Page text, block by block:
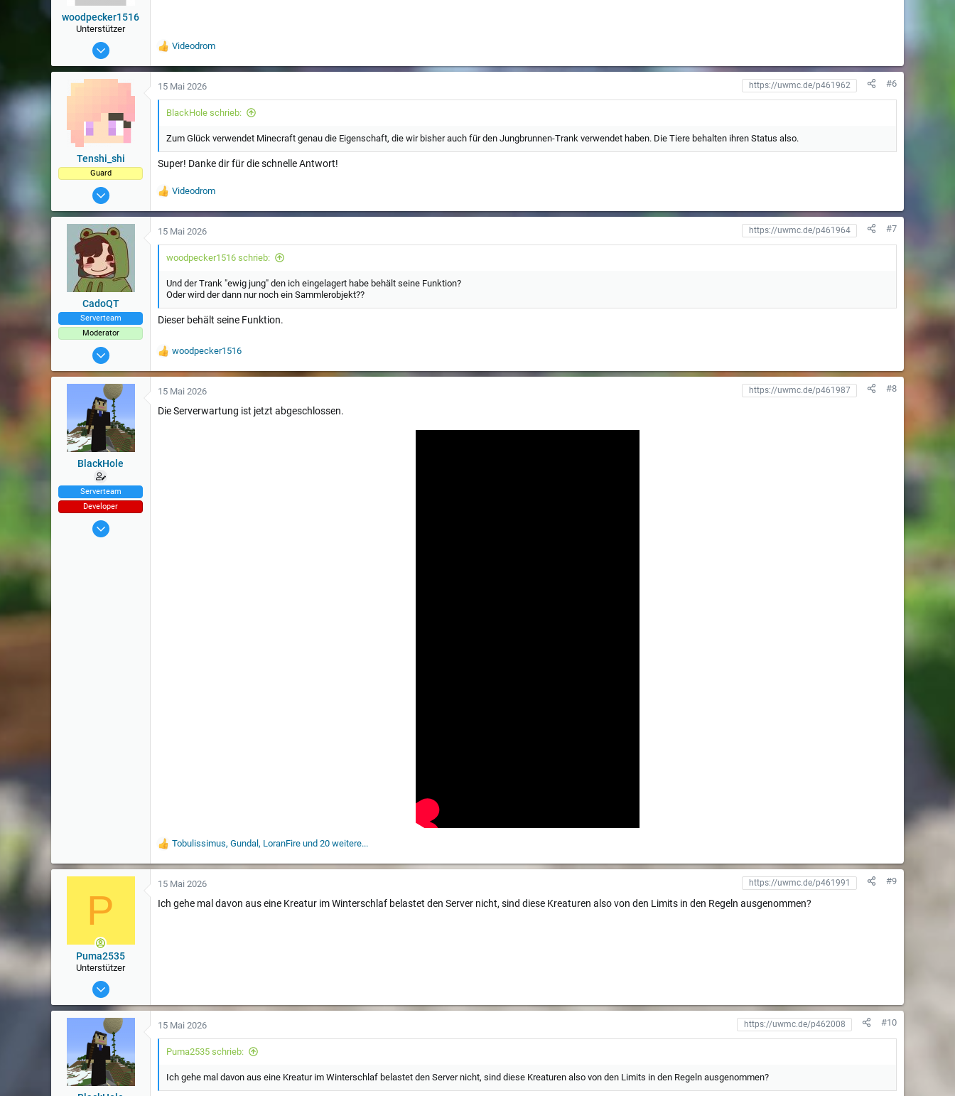
woodpecker1516
Unterstützer
16 Nov 2014
W
r
t
:
Videodrom
Tenshi_shi
Guard
12 März 2023
15 Mai 2026 #6
BlackHole schrieb:
Zum Glück verwendet Minecraft genau die Eigenschaft, die wir bisher auch für den Jungbrunnen-Trank verwendet haben. Die Tiere behalten ihren Status also.
Super! Danke dir für die schnelle Antwort!
W
r
t
Videodrom
CadoQT
Serverteam
Moderator
26 Jul 2021
15 Mai 2026 #7
woodpecker1516 schrieb:
Und der Trank "ewig jung" den ich eingelagert habe behält seine Funktion?
Oder wird der dann nur noch ein Sammlerobjekt??
Dieser behält seine Funktion.
W
r
t
n
woodpecker1516
BlackHole
Serverteam
Developer
9 Aug 2014
15 Mai 2026 #8
Die Serverwartung ist jetzt abgeschlossen.
W
r
t
n
Tobulissimus, Gundal , LoranFire und 20 weitere...
P
Puma2535
Unterstützer
9 Nov 2016
15 Mai 2026 #9
Ich gehe mal davon aus eine Kreatur im Winterschlaf belastet den Server nicht, sind diese Kreaturen also von den Limits in den Regeln ausgenommen?
15 Mai 2026 #10
Puma2535 schrieb:
Ich gehe mal davon aus eine Kreatur im Winterschlaf belastet den Server nicht, sind diese Kreaturen also von den Limits in den Regeln ausgenommen?